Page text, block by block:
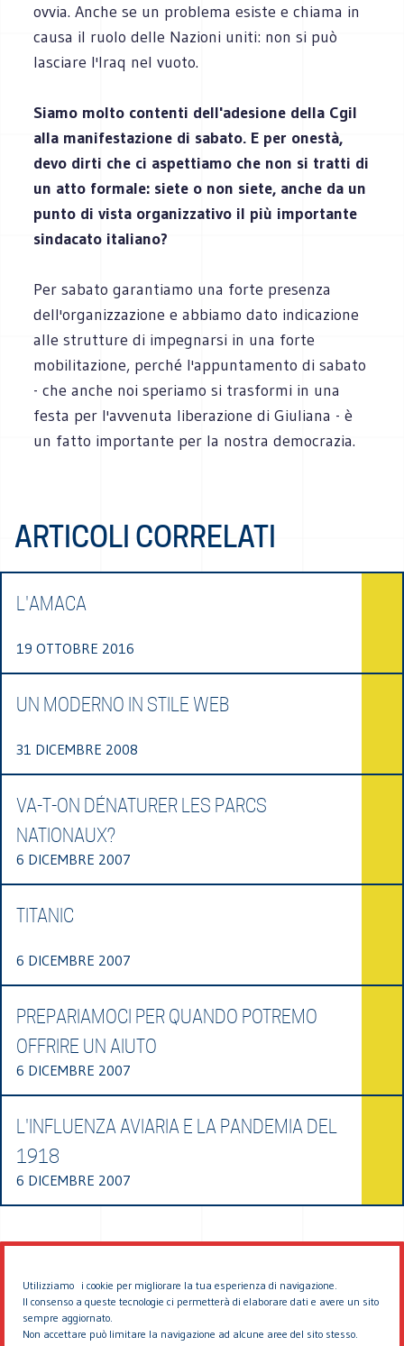
Utilizziamo i cookie per migliorare la tua esperienza di navigazione.
Il consenso a queste tecnologie ci permetterà di elaborare dati e avere un sito
sempre aggiornato.
Non accettare può limitare la navigazione ad alcune aree del sito stesso.
ovvia. Anche se un problema esiste e chiama in
causa il ruolo delle Nazioni uniti: non si può
lasciare l'Iraq nel vuoto.
Siamo molto contenti dell'adesione della Cgil
alla manifestazione di sabato. E per onestà,
devo dirti che ci aspettiamo che non si tratti di
un atto formale: siete o non siete, anche da un
punto di vista organizzativo il più importante
sindacato italiano?
Per sabato garantiamo una forte presenza
dell'organizzazione e abbiamo dato indicazione
alle strutture di impegnarsi in una forte
mobilitazione, perché l'appuntamento di sabato
- che anche noi speriamo si trasformi in una
festa per l'avvenuta liberazione di Giuliana - è
un fatto importante per la nostra democrazia.
ARTICOLI CORRELATI
L'AMACA
19 OTTOBRE 2016
UN MODERNO IN STILE WEB
31 DICEMBRE 2008
VA-T-ON DÉNATURER LES PARCS
NATIONAUX?
6 DICEMBRE 2007
TITANIC
6 DICEMBRE 2007
PREPARIAMOCI PER QUANDO POTREMO
OFFRIRE UN AIUTO
6 DICEMBRE 2007
L'INFLUENZA AVIARIA E LA PANDEMIA DEL
1918
6 DICEMBRE 2007